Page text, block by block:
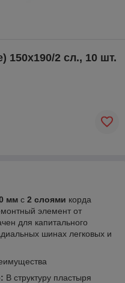
150х190/2 сл., 10 шт.
мм с 2 слоями корда
элемент от
для капитального
шинах легковых и
В структуру пластыря